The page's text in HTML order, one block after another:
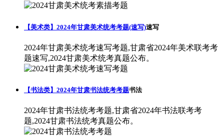
【美术类】2024年甘肃美术统考考题(速写)速写
2024年甘肃美术统考速写考题,甘肃省2024年美术联考考
题速写,2024甘肃美术统考真题公布。
【书法类】2024年甘肃书法统考考题书法
2024年甘肃书法统考考题,甘肃省2024年书法联考考
题,2024甘肃书法统考真题公布。